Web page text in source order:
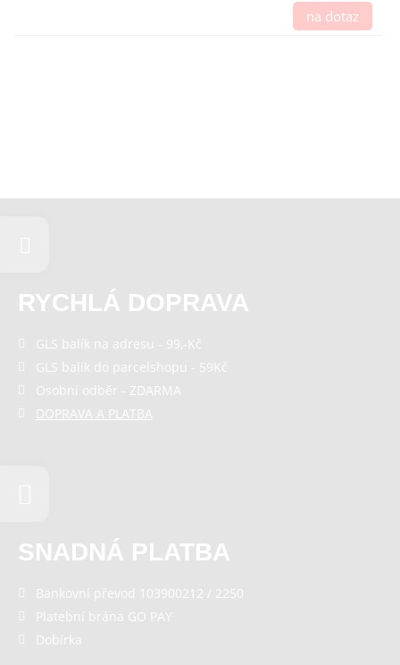
na dotaz
RYCHLÁ DOPRAVA
GLS balík na adresu - 99,-Kč
GLS balík do parcelshopu - 59Kč
Osobní odběr - ZDARMA
DOPRAVA A PLATBA
SNADNÁ PLATBA
Bankovní převod 103900212 / 2250
Platební brána GO PAY
Dobírka